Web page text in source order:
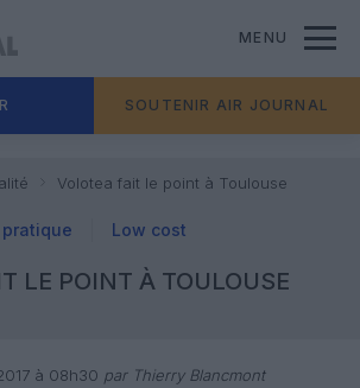
MENU
SOUTENIR AIR JOURNAL
Volotea fait le point à Toulouse
Low cost
LE POINT À TOULOUSE
à 08h30 par Thierry Blancmont